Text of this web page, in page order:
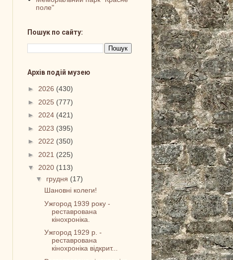
поле"
Пошук по сайту:
Архів подій музею
► 2026 (430)
► 2025 (777)
► 2024 (421)
► 2023 (395)
► 2022 (350)
► 2021 (225)
▼ 2020 (113)
▼ грудня (17)
Шановні колеги!
Ужгород 1939 року -
реставрована
кінохроніка.
Ужгород 1929 р. -
реставрована
кінохроніка відкрит...